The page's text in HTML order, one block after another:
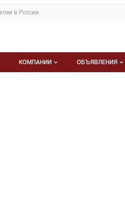
по сайту vbakalee.ru
в России.
сайта vbakalee.ru
КОМПАНИИ ОБЪЯВЛЕНИЯ
ФГБУ «НЦБРП»